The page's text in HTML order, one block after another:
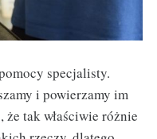
specjalisty.
i powierzamy im
że tak właściwie różnie